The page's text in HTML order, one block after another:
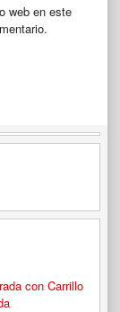
web en este
con Carrillo